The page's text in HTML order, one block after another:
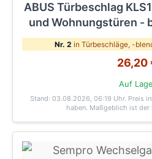
ABUS Türbeschlag
und Wohnungstüren -
Nr. 2 in Türbeschläge, -
26,20
Auf
Stand: 03.08.2026, 06:19 Uhr. Preis
haben. Maßgeblich ist der